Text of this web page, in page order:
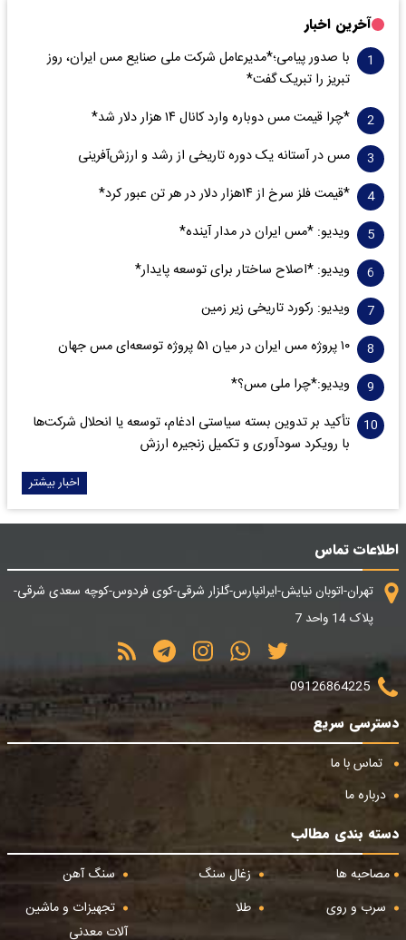
آخرین اخبار
با صدور پیامی؛*مدیرعامل شرکت ملی صنایع مس ایران، روز
تبریز را تبریک گفت*
*چرا قیمت مس دوباره وارد کانال ۱۴ هزار دلار شد*
مس در آستانه یک دوره تاریخی از رشد و ارزش‌آفرینی
*قیمت فلز سرخ از ۱۴هزار دلار در هر تن عبور کرد*
ویدیو: *مس ایران در مدار آینده*
ویدیو: *اصلاح ساختار برای توسعه پایدار*
ویدیو: رکورد تاریخی زیر زمین
۱۰ پروژه مس ایران در میان ۵۱ پروژه توسعه‌ای مس جهان
ویدیو:*چرا ملی مس؟*
تأکید بر تدوین بسته سیاستی ادغام، توسعه یا انحلال شرکت‌ها
با رویکرد سودآوری و تکمیل زنجیره ارزش
اخبار بیشتر
اطلاعات تماس
تهران-اتوبان نیایش-ایرانپارس-گلزار شرقی-کوی فردوس-کوچه سعدی شرقی-
پلاک 14 واحد 7
09126864225
دسترسی سریع
تماس با ما
درباره ما
دسته بندی مطالب
مصاحبه ها
زغال سنگ
سنگ آهن
سرب و روی
طلا
تجهیزات و ماشین
آلات معدنی